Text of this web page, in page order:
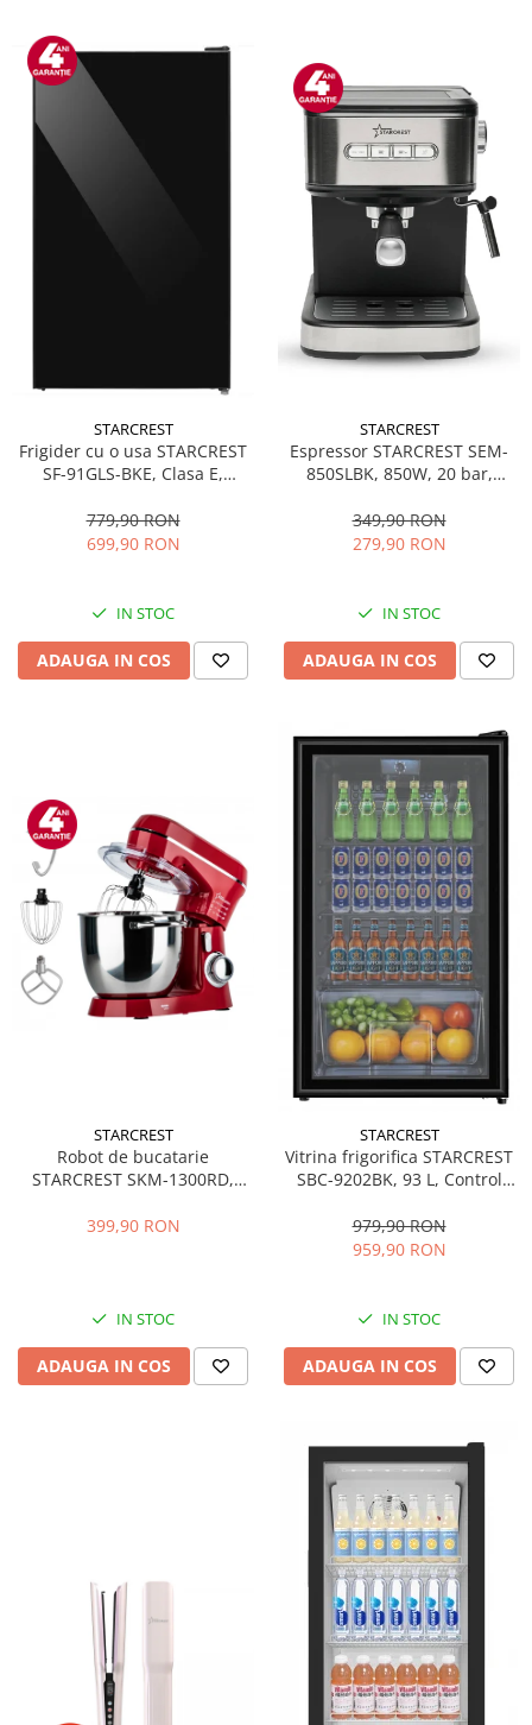
STARCREST
Frigider cu o usa STARCREST
SF-91GLS-BKE, Clasa E,
interioara, H 83 cm, Sticla
Neagra
779,90 RON
699,90 RON
IN STOC
ADAUGA IN COS
STARCREST
Espressor STARCREST SEM-
850SLBK, 850W, 20 bar,
dispozitiv spumare, filtru
dublu din inox, Negru/Inox
349,90 RON
279,90 RON
IN STOC
ADAUGA IN COS
STARCREST
Robot de bucatarie
STARCREST SKM-1300RD,
Accesorii, 10 Viteze + Pulse,
399,90 RON
IN STOC
ADAUGA IN COS
STARCREST
Vitrina frigorifica STARCREST
SBC-9202BK, 93 L, Control
83.2 cm, Negru
979,90 RON
959,90 RON
IN STOC
ADAUGA IN COS